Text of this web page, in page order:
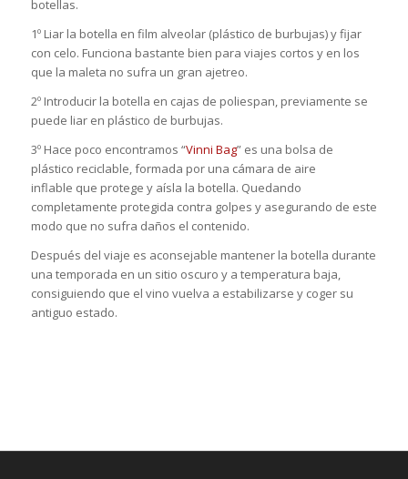
botellas.
1º Liar la botella en film alveolar (plástico de burbujas) y fijar
con celo. Funciona bastante bien para viajes cortos y en los
que la maleta no sufra un gran ajetreo.
2º Introducir la botella en cajas de poliespan, previamente se
puede liar en plástico de burbujas.
3º Hace poco encontramos “Vinni Bag” es una bolsa de
plástico reciclable, formada por una cámara de aire
inflable que protege y aísla la botella. Quedando
completamente protegida contra golpes y asegurando de este
modo que no sufra daños el contenido.
Después del viaje es aconsejable mantener la botella durante
una temporada en un sitio oscuro y a temperatura baja,
consiguiendo que el vino vuelva a estabilizarse y coger su
antiguo estado.